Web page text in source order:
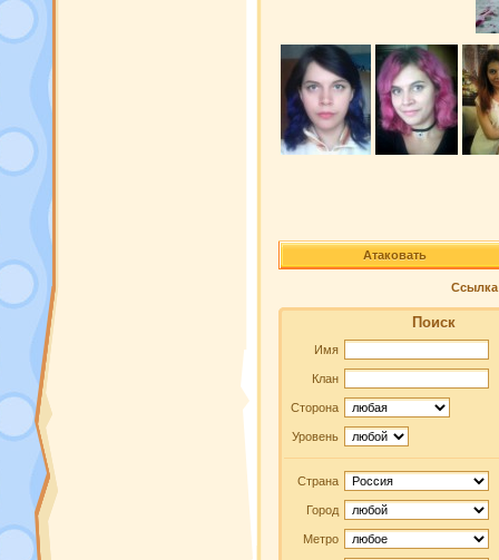
Атаковать
Ссылка
Поиск
Имя
Клан
Сторона
Уровень
Страна
Город
Метро